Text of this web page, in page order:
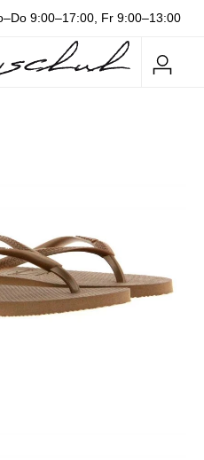
9:00–17:00, Fr 9:00–13:00